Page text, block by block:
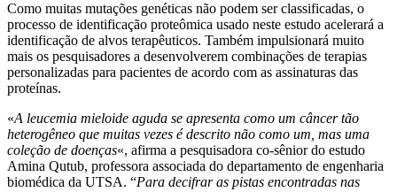
Como muitas mutações genéticas não podem ser classificadas, o
processo de identificação proteômica usado neste estudo acelerará a
identificação de alvos terapêuticos. Também impulsionará muito
mais os pesquisadores a desenvolverem combinações de terapias
personalizadas para pacientes de acordo com as assinaturas das
proteínas.
«A leucemia mieloide aguda se apresenta como um câncer tão
heterogêneo que muitas vezes é descrito não como um, mas uma
coleção de doenças«, afirma a pesquisadora co-sênior do estudo
Amina Qutub, professora associada do departamento de engenharia
biomédica da UTSA. “Para decifrar as pistas encontradas nas